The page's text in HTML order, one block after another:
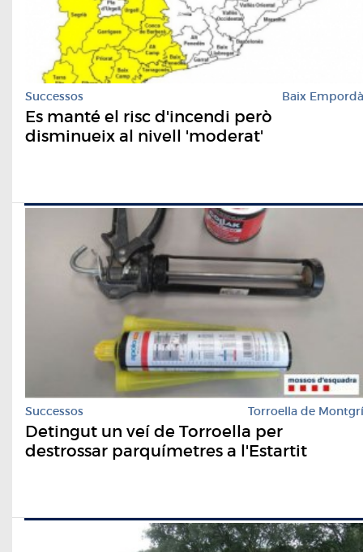
Successos Baix Empordà
Es manté el risc d'incendi però
disminueix al nivell 'moderat'
Successos Torroella de Montgrí
Detingut un veí de Torroella per
destrossar parquímetres a l'Estartit